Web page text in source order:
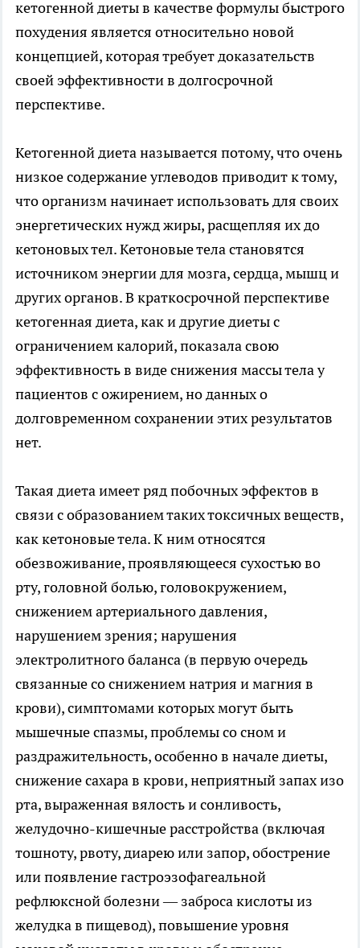
кетогенной диеты в качестве формулы быстрого
похудения является относительно новой
концепцией, которая требует доказательств
своей эффективности в долгосрочной
перспективе.
Кетогенной диета называется потому, что очень
низкое содержание углеводов приводит к тому,
что организм начинает использовать для своих
энергетических нужд жиры, расщепляя их до
кетоновых тел. Кетоновые тела становятся
источником энергии для мозга, сердца, мышц и
других органов. В краткосрочной перспективе
кетогенная диета, как и другие диеты с
ограничением калорий, показала свою
эффективность в виде снижения массы тела у
пациентов с ожирением, но данных о
долговременном сохранении этих результатов
нет.
Такая диета имеет ряд побочных эффектов в
связи с образованием таких токсичных веществ,
как кетоновые тела. К ним относятся
обезвоживание, проявляющееся сухостью во
рту, головной болью, головокружением,
снижением артериального давления,
нарушением зрения; нарушения
электролитного баланса (в первую очередь
связанные со снижением натрия и магния в
крови), симптомами которых могут быть
мышечные спазмы, проблемы со сном и
раздражительность, особенно в начале диеты,
снижение сахара в крови, неприятный запах изо
рта, выраженная вялость и сонливость,
желудочно-кишечные расстройства (включая
тошноту, рвоту, диарею или запор, обострение
или появление гастроэзофагеальной
рефлюксной болезни — заброса кислоты из
желудка в пищевод), повышение уровня